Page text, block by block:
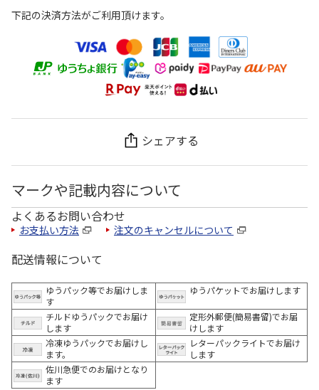
下記の決済方法がご利用頂けます。
シェアする
マークや記載内容について
よくあるお問い合わせ
お支払い方法 注文のキャンセルについて
配送情報について
ゆうパック等でお届けしま
す
ゆうパケットでお届けします
チルドゆうパックでお届け
します
定形外郵便(簡易書留)でお届
けします
冷凍ゆうパックでお届けし
ます。
レターパックライトでお届け
します
佐川急便でのお届けとなり
ます